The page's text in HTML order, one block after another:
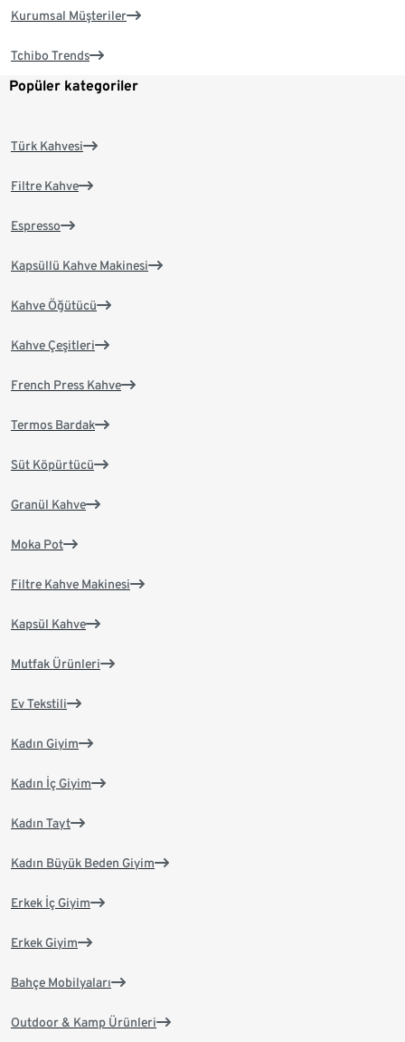
Kurumsal Müşteriler
Tchibo Trends
Popüler kategoriler
Türk Kahvesi
Filtre Kahve
Espresso
Kapsüllü Kahve Makinesi
Kahve Öğütücü
Kahve Çeşitleri
French Press Kahve
Termos Bardak
Süt Köpürtücü
Granül Kahve
Moka Pot
Filtre Kahve Makinesi
Kapsül Kahve
Mutfak Ürünleri
Ev Tekstili
Kadın Giyim
Kadın İç Giyim
Kadın Tayt
Kadın Büyük Beden Giyim
Erkek İç Giyim
Erkek Giyim
Bahçe Mobilyaları
Outdoor & Kamp Ürünleri